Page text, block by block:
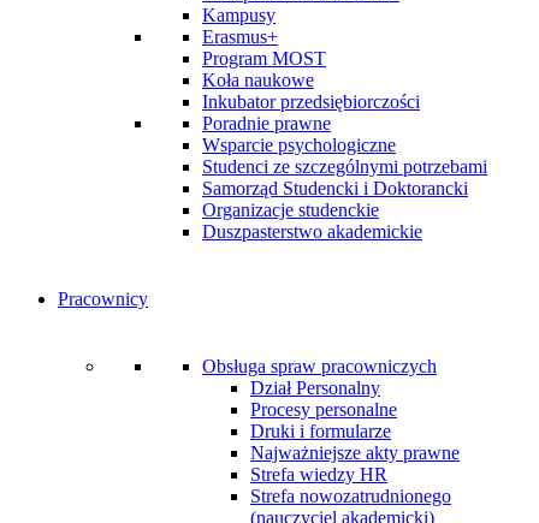
Kampusy
Erasmus+
Program MOST
Koła naukowe
Inkubator przedsiębiorczości
Poradnie prawne
Wsparcie psychologiczne
Studenci ze szczególnymi potrzebami
Samorząd Studencki i Doktorancki
Organizacje studenckie
Duszpasterstwo akademickie
Pracownicy
Obsługa spraw pracowniczych
Dział Personalny
Procesy personalne
Druki i formularze
Najważniejsze akty prawne
Strefa wiedzy HR
Strefa nowozatrudnionego
(nauczyciel akademicki)